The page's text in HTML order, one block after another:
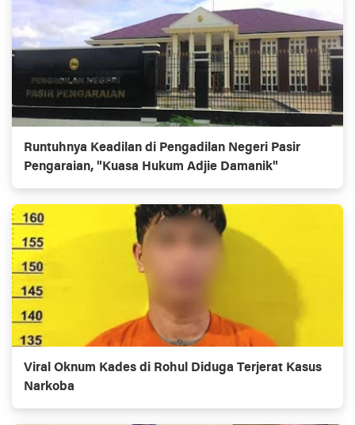
Runtuhnya Keadilan di Pengadilan Negeri Pasir
Pengaraian, "Kuasa Hukum Adjie Damanik"
Viral Oknum Kades di Rohul Diduga Terjerat Kasus
Narkoba